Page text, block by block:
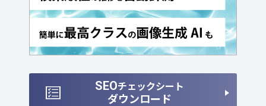
SEOチェックシート
ダウンロード